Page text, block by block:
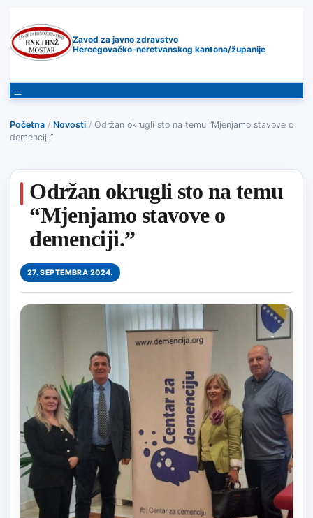
Zavod za javno zdravstvo
Hercegovačko-neretvanskog kantona/županije
Početna / Novosti / Održan okrugli sto na temu “Mjenjamo stavove o
demenciji.”
Održan okrugli sto na temu
“Mjenjamo stavove o
demenciji.”
27. SEPTEMBRA 2024.